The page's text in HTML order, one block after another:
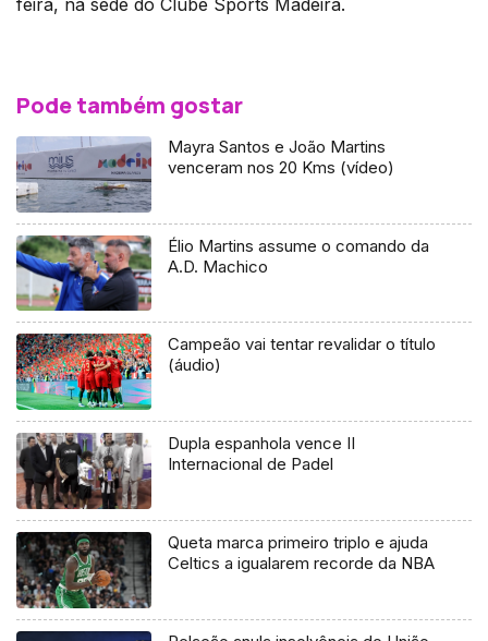
Pode também gostar
Mayra Santos e João Martins
venceram nos 20 Kms (vídeo)
Élio Martins assume o comando da
A.D. Machico
Campeão vai tentar revalidar o título
(áudio)
Dupla espanhola vence II
Internacional de Padel
Queta marca primeiro triplo e ajuda
Celtics a igualarem recorde da NBA